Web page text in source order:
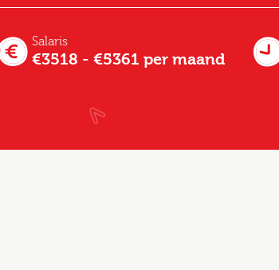
Salaris
€3518 - €5361 per maand